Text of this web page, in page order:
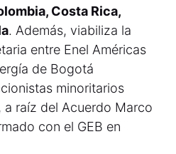
Costa Rica,
. Además, viabiliza la
entre Enel Américas
de Bogotá
minoritarios
a raíz del Acuerdo Marco
con el GEB en